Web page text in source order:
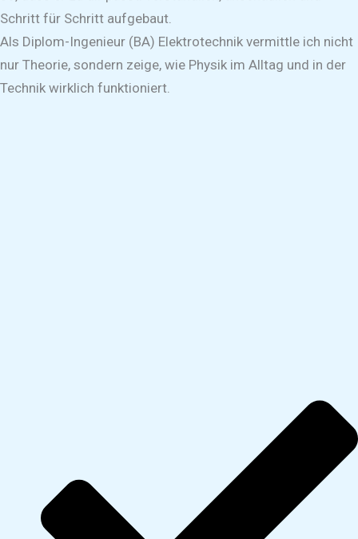
Schritt für Schritt aufgebaut.
Als Diplom-Ingenieur (BA) Elektrotechnik vermittle ich nicht
nur Theorie, sondern zeige, wie Physik im Alltag und in der
Technik wirklich funktioniert.